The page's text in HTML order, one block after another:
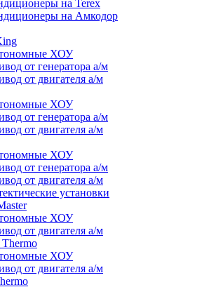
на Terex
на Амкодор
ХОУ
от генератора а/м
от двигателя а/м
ХОУ
от генератора а/м
от двигателя а/м
ХОУ
от генератора а/м
от двигателя а/м
установки
ХОУ
от двигателя а/м
ХОУ
от двигателя а/м